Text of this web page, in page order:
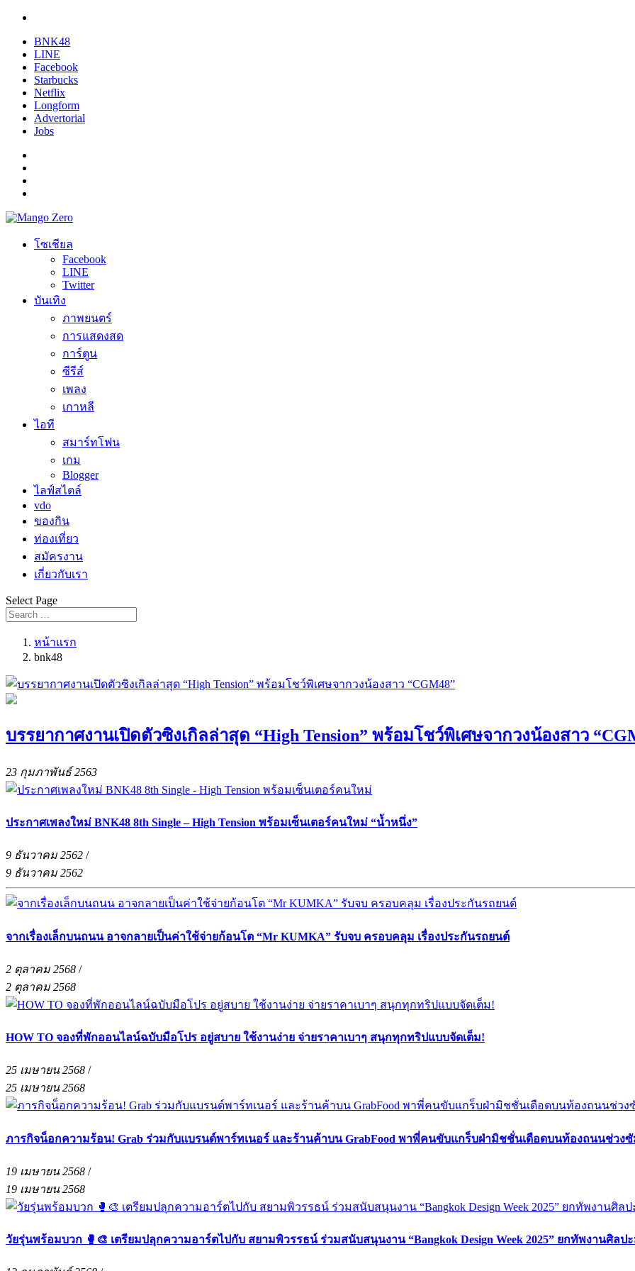
BNK48
LINE
Facebook
Starbucks
Netflix
Longform
Advertorial
Jobs
โซเชียล
Facebook
LINE
Twitter
บันเทิง
ภาพยนตร์
การแสดงสด
การ์ตูน
ซีรีส์
เพลง
เกาหลี
ไอที
สมาร์ทโฟน
เกม
Blogger
ไลฟ์สไตล์
vdo
ของกิน
ท่องเที่ยว
สมัครงาน
เกี่ยวกับเรา
Select Page
หน้าแรก
bnk48
บรรยากาศงานเปิดตัวซิงเกิลล่าสุด “High Tension” พร้อมโชว์พิเศษจากวงน้องสาว
23 กุมภาพันธ์ 2563
ประกาศเพลงใหม่ BNK48 8th Single – High Tension พร้อมเซ็นเตอร์คนใหม่ “น้ำหนึ่ง”
9 ธันวาคม 2562 /
9 ธันวาคม 2562
จากเรื่องเล็กบนถนน อาจกลายเป็นค่าใช้จ่ายก้อนโต “Mr KUMKA” รับจบ ครอบคลุม เรื่องประกันรถยนต์
2 ตุลาคม 2568 /
2 ตุลาคม 2568
HOW TO จองที่พักออนไลน์ฉบับมือโปร อยู่สบาย ใช้งานง่าย จ่ายราคาเบาๆ สนุกทุกทริปแบบจัดเต็ม!
25 เมษายน 2568 /
25 เมษายน 2568
ภารกิจน็อกความร้อน! Grab ร่วมกับแบรนด์พาร์ทเนอร์ และร้านค้าบน GrabFood พาพี่คนขับแกร็บฝ่ามิชชั่นเดือดบนท้องถนนช่วงซั
19 เมษายน 2568 /
19 เมษายน 2568
วัยรุ่นพร้อมบวก 🥊🎨 เตรียมปลุกความอาร์ตไปกับ สยามพิวรรธน์ ร่วมสนับสนุนงาน “Bangkok Design Week 2025” ยกทัพงานศิลป